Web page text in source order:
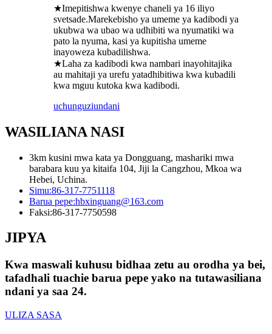
★Imepitishwa kwenye chaneli ya 16 iliyo
svetsade.Marekebisho ya umeme ya kadibodi ya
ukubwa wa ubao wa udhibiti wa nyumatiki wa
pato la nyuma, kasi ya kupitisha umeme
inayoweza kubadilishwa.
★Laha za kadibodi kwa nambari inayohitajika
au mahitaji ya urefu yatadhibitiwa kwa kubadili
kwa mguu kutoka kwa kadibodi.
uchunguziundani
WASILIANA NASI
3km kusini mwa kata ya Dongguang, mashariki mwa
barabara kuu ya kitaifa 104, Jiji la Cangzhou, Mkoa wa
Hebei, Uchina.
Simu:86-317-7751118
Barua pepe:hbxinguang@163.com
Faksi:86-317-7750598
JIPYA
Kwa maswali kuhusu bidhaa zetu au orodha ya bei,
tafadhali tuachie barua pepe yako na tutawasiliana
ndani ya saa 24.
ULIZA SASA